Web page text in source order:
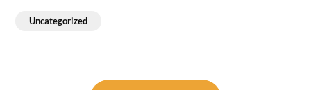
Uncategorized